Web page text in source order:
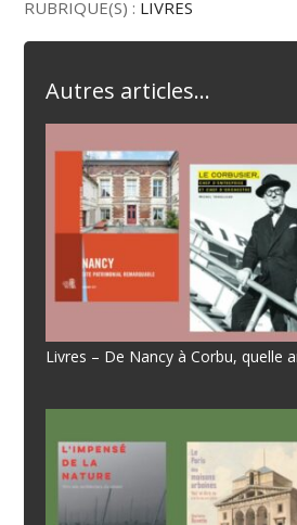
RUBRIQUE(S) : LIVRES
Autres articles...
Livres – De Nancy à Corbu, quelle